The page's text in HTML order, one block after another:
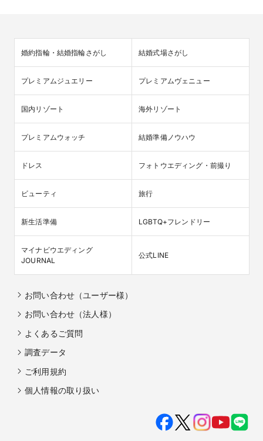
婚約指輪・結婚指輪さがし 結婚式場さがし
プレミアムジュエリー プレミアムヴェニュー
国内リゾート 海外リゾート
プレミアムウォッチ 結婚準備ノウハウ
ドレス フォトウエディング・前撮り
ビューティ 旅行
新生活準備 LGBTQ+フレンドリー
マイナビウエディング
JOURNAL
公式LINE
お問い合わせ（ユーザー様）
お問い合わせ（法人様）
よくあるご質問
調査データ
ご利用規約
個人情報の取り扱い